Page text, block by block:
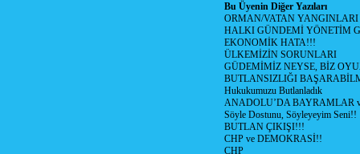
Bu Üyenin Diğer Yazıları
ORMAN/VATAN
HALKI GÜNDEMİ YÖNETİM
EKONOMİK HATA!!!
ÜLKEMİZİN SORUNLARI
GÜDEMİMİZ NEYSE, BİZ
BUTLANSIZLIĞI
Hukukumuzu Butlanladık
ANADOLU’DA BAYRAMLAR
Söyle Dostunu, Söyleyeyim Seni!!
BUTLAN ÇIKIŞI!!!
CHP ve DEMOKRASİ!!
CHP